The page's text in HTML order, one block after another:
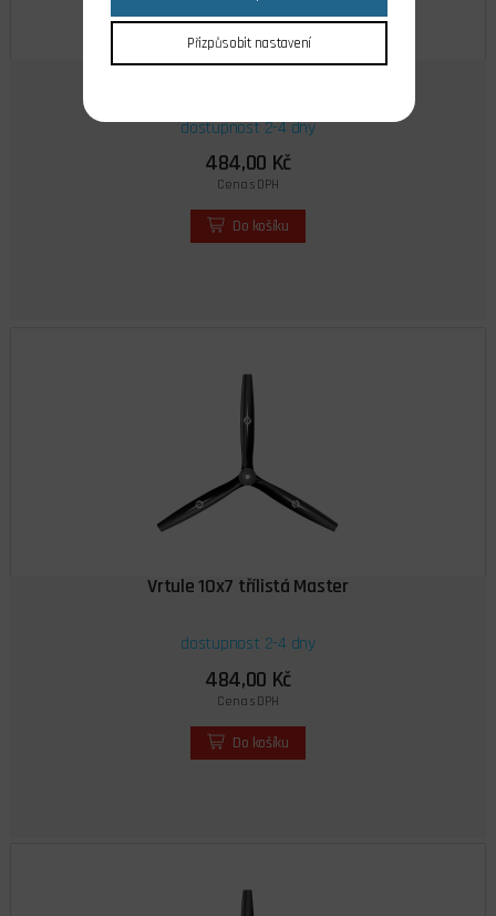
Vrtule 10x5 třílistá Master
dostupnost 2-4 dny
484,00 Kč
Cena s DPH
Do košíku
Vrtule 10x7 třílistá Master
dostupnost 2-4 dny
484,00 Kč
Cena s DPH
Do košíku
Přizpůsobit nastavení